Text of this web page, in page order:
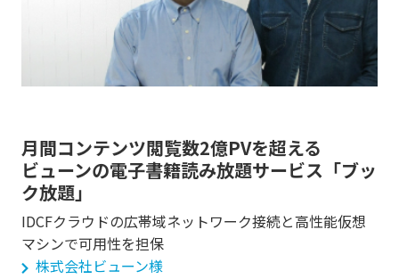
月間コンテンツ閲覧数2億PVを超える
ビューンの電子書籍読み放題サービス「ブッ
ク放題」
IDCFクラウドの広帯域ネットワーク接続と高性能仮想
マシンで可用性を担保
株式会社ビューン様